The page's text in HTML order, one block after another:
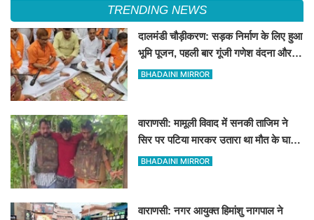
TRENDING NEWS
दालमंडी चौड़ीकरण: सड़क निर्माण के लिए हुआ
भूमि पूजन, पहली बार गूंजी गणेश वंदना और
'हर-हर महादेव' का उद्घोष
BHADAINI MIRROR
वाराणसी: मामूली विवाद में सनकी ताजिम ने
सिर पर पटिया मारकर उतारा था मौत के घाट,
पत्नी रहती है मायके, जानें पूरा घटनाक्रम
BHADAINI MIRROR
वाराणसी: नगर आयुक्त हिमांशु नागपाल ने